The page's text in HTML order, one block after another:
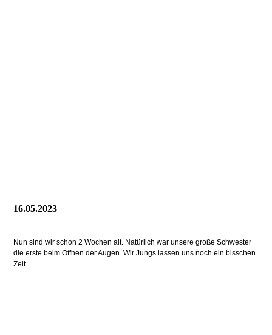
16.05.2023
Nun sind wir schon 2 Wochen alt. Natürlich war unsere große Schwester
die erste beim Öffnen der Augen. Wir Jungs lassen uns noch ein bisschen
Zeit...